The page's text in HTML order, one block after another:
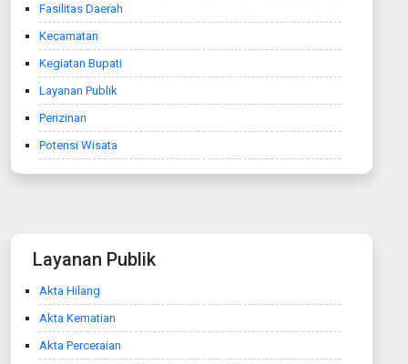
Fasilitas Daerah
Kecamatan
Kegiatan Bupati
Layanan Publik
Perizinan
Potensi Wisata
Layanan Publik
Akta Hilang
Akta Kematian
Akta Perceraian